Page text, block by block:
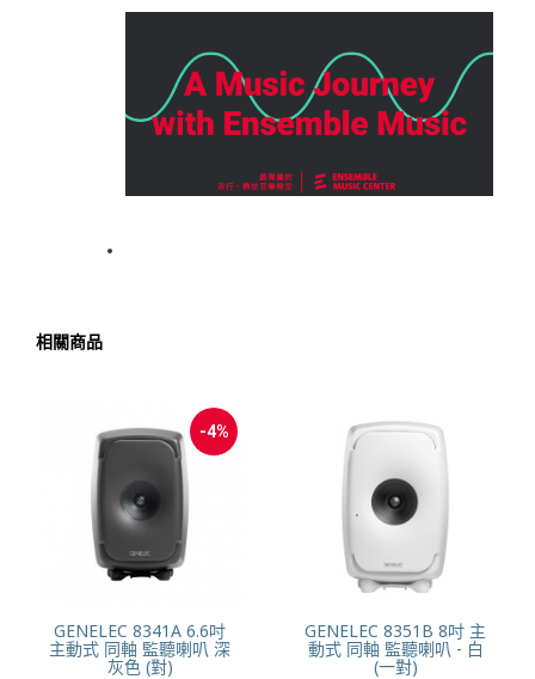
相關商品
-4%
GENELEC 8341A 6.6吋
主動式 同軸 監聽喇叭 深
灰色 (對)
GENELEC 8351B 8吋 主
動式 同軸 監聽喇叭 - 白
(一對)